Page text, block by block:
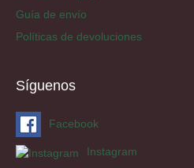
Guía de envío
Políticas de devoluciones
Síguenos
Facebook
Instagram